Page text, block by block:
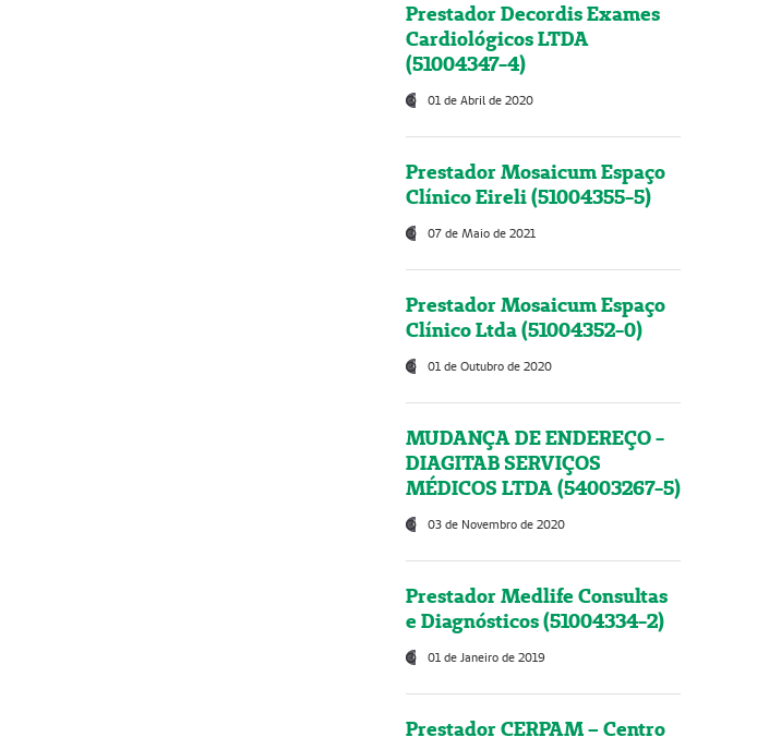
Prestador Decordis Exames
Cardiológicos LTDA
(51004347-4)
01 de Abril de 2020
Prestador Mosaicum Espaço
Clínico Eireli (51004355-5)
07 de Maio de 2021
Prestador Mosaicum Espaço
Clínico Ltda (51004352-0)
01 de Outubro de 2020
MUDANÇA DE ENDEREÇO -
DIAGITAB SERVIÇOS
MÉDICOS LTDA (54003267-5)
03 de Novembro de 2020
Prestador Medlife Consultas
e Diagnósticos (51004334-2)
01 de Janeiro de 2019
Prestador CERPAM – Centro